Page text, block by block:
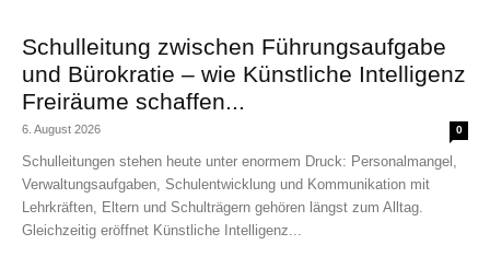
Schulleitung zwischen Führungsaufgabe
und Bürokratie – wie Künstliche Intelligenz
Freiräume schaffen...
6. August 2026 0
Schulleitungen stehen heute unter enormem Druck: Personalmangel,
Verwaltungsaufgaben, Schulentwicklung und Kommunikation mit
Lehrkräften, Eltern und Schulträgern gehören längst zum Alltag.
Gleichzeitig eröffnet Künstliche Intelligenz...